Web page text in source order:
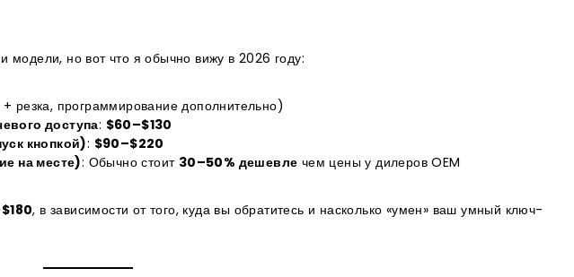
модели, но вот что я обычно вижу в 2026 году:
резка, программирование дополнительно)
доступа: $60–$130
кнопкой): $90–$220
на месте): Обычно стоит 30–50% дешевле чем цены у дилеров OEM
, в зависимости от того, куда вы обратитесь и насколько «умен» ваш умный ключ-